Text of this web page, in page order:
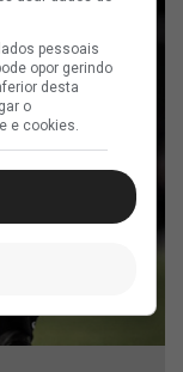
pessoais
opor gerindo
desta
o
e cookies.